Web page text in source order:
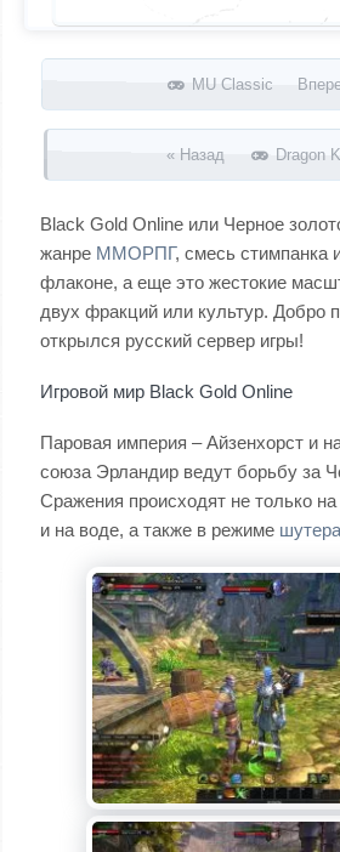
Запись навигация
MU Classic
« Назад Dragon
Black Gold Online или Черное
жанре ММОРПГ, смесь стимпанка
флаконе, а еще это жестокие
двух фракций или культур. Добро
открылся русский сервер игры!
Игровой мир Black Gold Online
Паровая империя – Айзенхорст и
союза Эрландир ведут борьбу за
Сражения происходят не только
и на воде, а также в режиме шутера